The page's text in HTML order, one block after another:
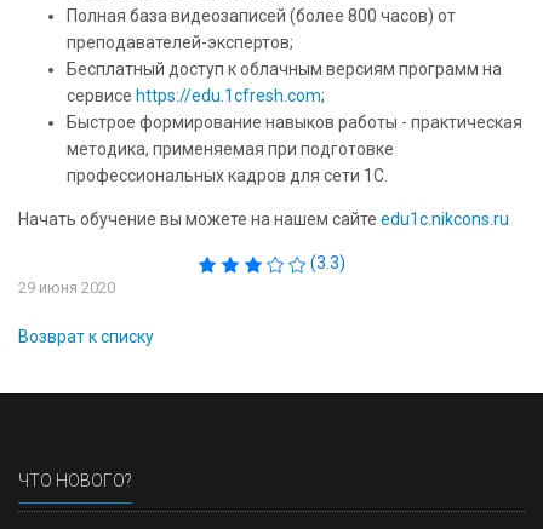
Полная база видеозаписей (более 800 часов) от
преподавателей-экспертов;
Бесплатный доступ к облачным версиям программ на
сервисе https://edu.1cfresh.com;
Быстрое формирование навыков работы - практическая
методика, применяемая при подготовке
профессиональных кадров для сети 1С.
Начать обучение вы можете на нашем сайте edu1c.nikcons.ru
(3.3)
29 июня 2020
Возврат к списку
ЧТО НОВОГО?